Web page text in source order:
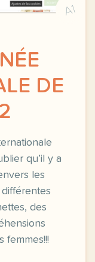
A1
DE
qu’il y a
les
des
femmes!!!